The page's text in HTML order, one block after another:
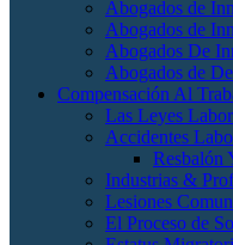
Abogados de
Abogados de
Abogados De
Abogados de
Compensación Al
Las Leyes
Accidentes
Resbalón
Industrias &
Lesiones
El Proceso de